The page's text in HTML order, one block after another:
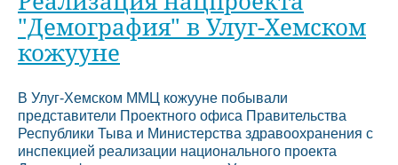
"Демография" в Улуг-Хемском
кожууне
В Улуг-Хемском ММЦ кожууне побывали
представители Проектного офиса Правительства
Республики Тыва и Министерства здравоохранения с
инспекцией реализации национального проекта